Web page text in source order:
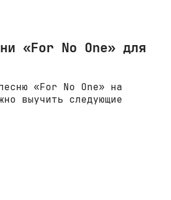
«For No One» для
«For No One» на
выучить следующие